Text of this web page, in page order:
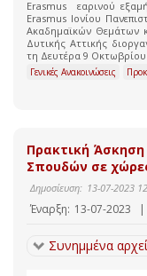
Erasmus εαρινού
Erasmus Ioνίου
Ακαδημαϊκών Θεμάτων
Δυτικής Αττικής
τη Δευτέρα 9 Οκτωβρίου
Γενικές Ανακοινώσεις
Πρακτική
Σπουδών σε
Δημοσίευση: 13-07-2023
Έναρξη: 13-07-2023 |
Συνημμένα